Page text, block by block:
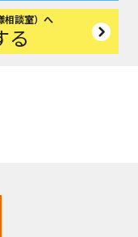
相談室）へ
る